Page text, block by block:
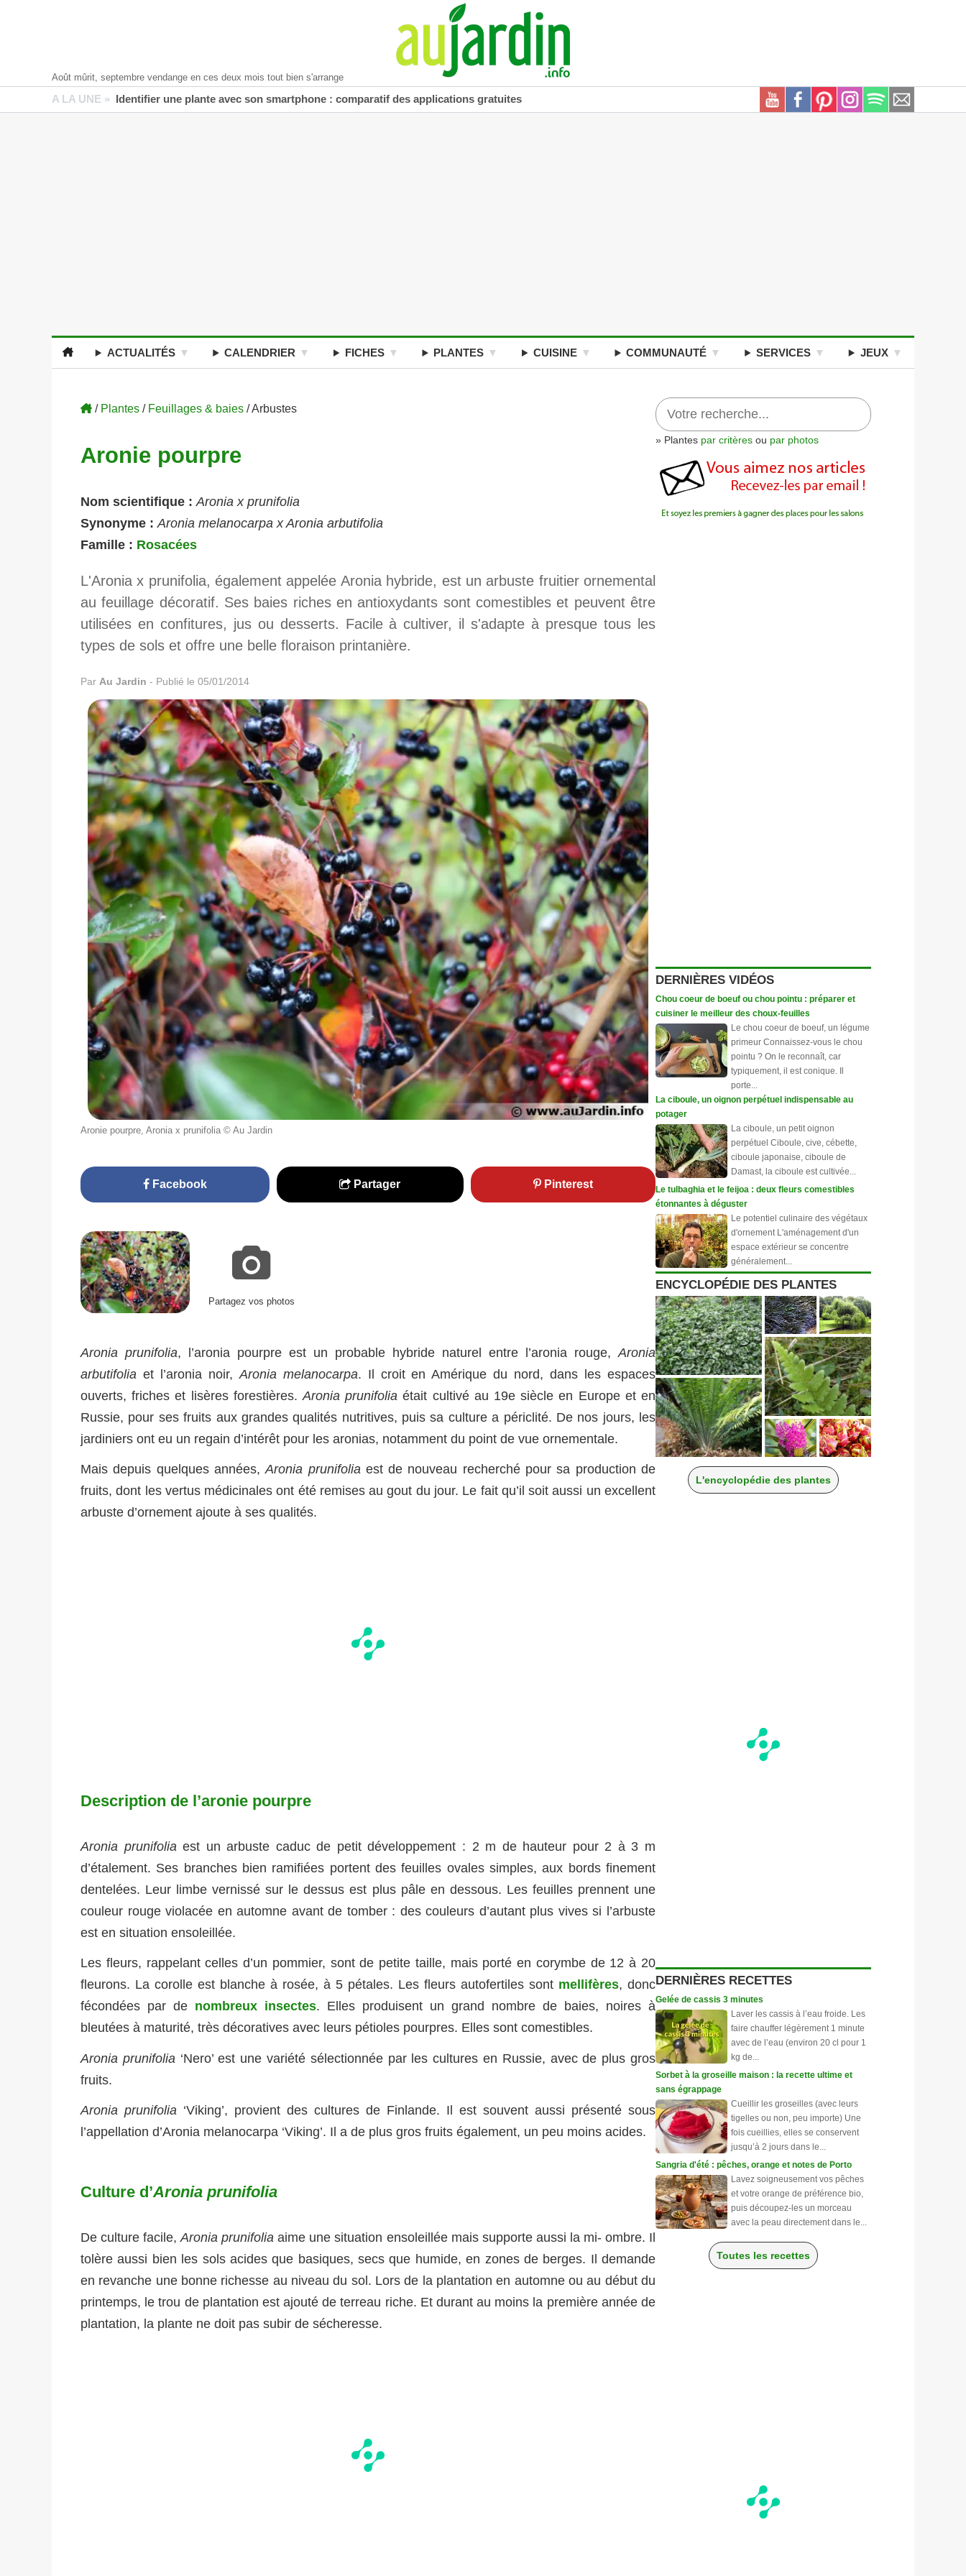
Août mûrit, septembre vendange en ces deux mois tout bien s'arrange
A LA UNE » Identifier une plante avec son smartphone : comparatif des applications gratuites
ACTUALITÉS CALENDRIER FICHES PLANTES CUISINE COMMUNAUTÉ SERVICES JEUX
/ Plantes / Feuillages & baies / Arbustes
Aronie pourpre
Nom scientifique : Aronia x prunifolia
Synonyme : Aronia melanocarpa x Aronia arbutifolia
Famille : Rosacées
L'Aronia x prunifolia, également appelée Aronia hybride, est un arbuste fruitier ornemental
au feuillage décoratif. Ses baies riches en antioxydants sont comestibles et peuvent être
utilisées en confitures, jus ou desserts. Facile à cultiver, il s'adapte à presque tous les
types de sols et offre une belle floraison printanière.
Par Au Jardin - Publié le 05/01/2014
Aronie pourpre, Aronia x prunifolia © Au Jardin
Facebook Partager Pinterest
Partagez vos photos
Aronia prunifolia, l’aronia pourpre est un probable hybride naturel entre l’aronia rouge, Aronia
arbutifolia et l’aronia noir, Aronia melanocarpa. Il croit en Amérique du nord, dans les espaces
ouverts, friches et lisères forestières. Aronia prunifolia était cultivé au 19e siècle en Europe et en
Russie, pour ses fruits aux grandes qualités nutritives, puis sa culture a périclité. De nos jours, les
jardiniers ont eu un regain d’intérêt pour les aronias, notamment du point de vue ornementale.
Mais depuis quelques années,Aronia prunifoliaest de nouveau recherché pour sa production de
fruits, dont les vertus médicinales ont été remises au gout du jour. Le fait qu’il soit aussi un excellent
arbuste d’ornement ajoute à ses qualités.
Description de l’aronie pourpre
Aronia prunifolia est un arbuste caduc de petit développement : 2 m de hauteur pour 2 à 3 m
d’étalement. Ses branches bien ramifiées portent des feuilles ovales simples, aux bords finement
dentelées. Leur limbe vernissé sur le dessus est plus pâle en dessous. Les feuilles prennent une
couleur rouge violacée en automne avant de tomber : des couleurs d’autant plus vives si l’arbuste
est en situation ensoleillée.
Les fleurs, rappelant celles d’un pommier, sont de petite taille, mais porté en corymbe de 12 à 20
fleurons. La corolle est blanche à rosée, à 5 pétales. Les fleurs autofertiles sont mellifères, donc
fécondées par de nombreux insectes. Elles produisent un grand nombre de baies, noires à
bleutées à maturité, très décoratives avec leurs pétioles pourpres. Elles sont comestibles.
Aronia prunifolia ‘Nero’ est une variété sélectionnée par les cultures en Russie, avec de plus gros
fruits.
Aronia prunifolia ‘Viking’, provient des cultures de Finlande. Il est souvent aussi présenté sous
l’appellation d’Aronia melanocarpa ‘Viking’. Il a de plus gros fruits également, un peu moins acides.
Culture d’Aronia prunifolia
De culture facile,Aronia prunifolia aime une situation ensoleillée mais supporte aussi la mi- ombre. Il
tolère aussi bien les sols acides que basiques, secs que humide, en zones de berges. Il demande
en revanche une bonne richesse au niveau du sol. Lors de la plantation en automne ou au début du
printemps, le trou de plantation est ajouté de terreau riche. Et durant au moins la première année de
plantation, la plante ne doit pas subir de sécheresse.
» Plantes par critères ou par photos
DERNIÈRES VIDÉOS
Chou coeur de boeuf ou chou pointu : préparer et
cuisiner le meilleur des choux-feuilles
Le chou coeur de boeuf, un légume
primeur Connaissez-vous le chou
pointu ? On le reconnaît, car
typiquement, il est conique. Il
porte...
La ciboule, un oignon perpétuel indispensable au
potager
La ciboule, un petit oignon
perpétuel Ciboule, cive, cébette,
ciboule japonaise, ciboule de
Damast, la ciboule est cultivée...
Le tulbaghia et le feijoa : deux fleurs comestibles
étonnantes à déguster
Le potentiel culinaire des végétaux
d'ornement L'aménagement d'un
espace extérieur se concentre
généralement...
ENCYCLOPÉDIE DES PLANTES
L'encyclopédie des plantes
DERNIÈRES RECETTES
Gelée de cassis 3 minutes
Laver les cassis à l’eau froide. Les
faire chauffer légèrement 1 minute
avec de l’eau (environ 20 cl pour 1
kg de...
Sorbet à la groseille maison : la recette ultime et
sans égrappage
Cueillir les groseilles (avec leurs
tigelles ou non, peu importe) Une
fois cueillies, elles se conservent
jusqu’à 2 jours dans le...
Sangria d'été : pêches, orange et notes de Porto
Lavez soigneusement vos pêches
et votre orange de préférence bio,
puis découpez-les un morceau
avec la peau directement dans le...
Toutes les recettes